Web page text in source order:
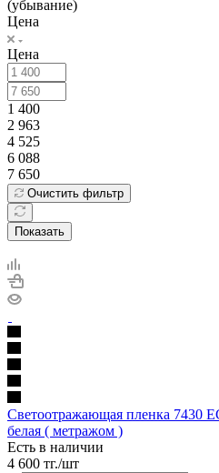
(убывание)
Цена
Цена
1 400
2 963
4 525
6 088
7 650
Очистить фильтр
Показать
Cветоотражающая пленка 7430
белая ( метражом )
Есть в наличии
4 600 тг./шт